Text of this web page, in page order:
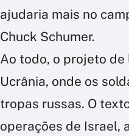
ajudaria mais no
Chuck Schumer.
Ao todo, o projeto
Ucrânia, onde os
tropas russas. O
operações de Israel,